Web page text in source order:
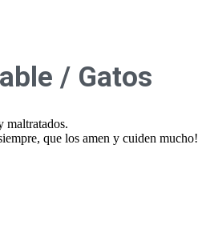
/ Gatos
maltratados.
que los amen y cuiden mucho!